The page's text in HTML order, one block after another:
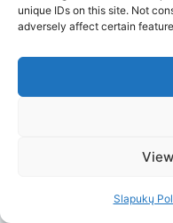
unique IDs on this site. Not
adversely affect certain
Slapukų
min ėjimo,
tualeto ritualas
Kasdien
maisto ir
porai).
didinkite
Skirkite 5–10